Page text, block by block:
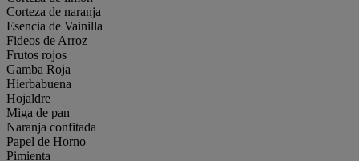
Corteza de naranja
Esencia de Vainilla
Fideos de Arroz
Frutos rojos
Gamba Roja
Hierbabuena
Hojaldre
Miga de pan
Naranja confitada
Papel de Horno
Pimienta